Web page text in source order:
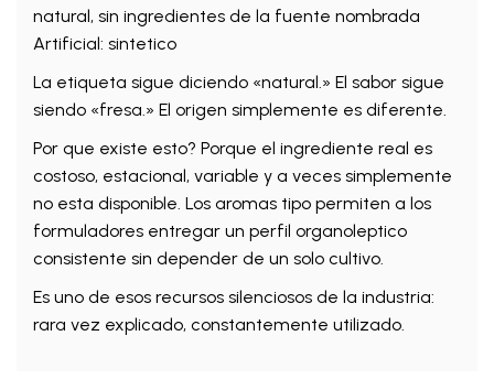
natural, sin ingredientes de la fuente nombrada
Artificial: sintetico
La etiqueta sigue diciendo «natural.» El sabor sigue
siendo «fresa.» El origen simplemente es diferente.
Por que existe esto? Porque el ingrediente real es
costoso, estacional, variable y a veces simplemente
no esta disponible. Los aromas tipo permiten a los
formuladores entregar un perfil organoleptico
consistente sin depender de un solo cultivo.
Es uno de esos recursos silenciosos de la industria:
rara vez explicado, constantemente utilizado.